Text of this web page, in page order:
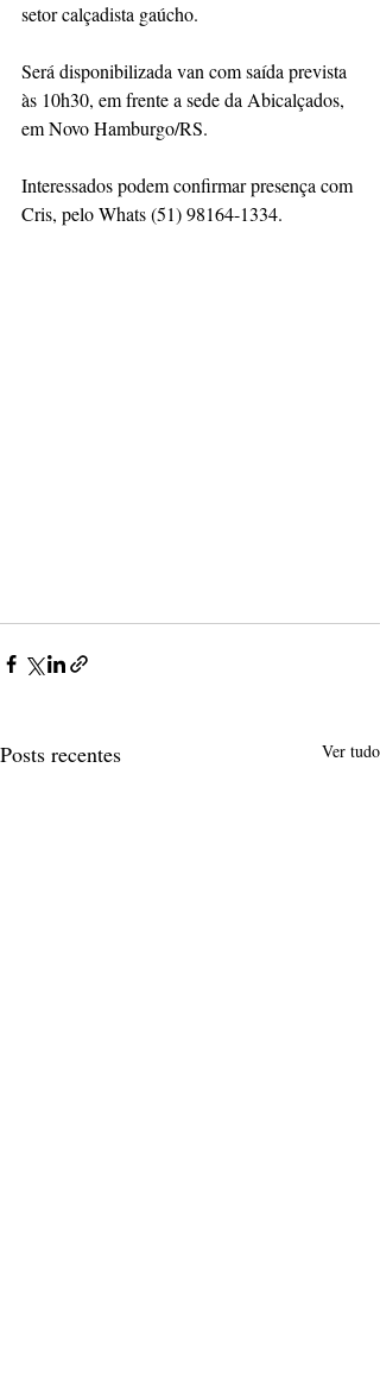
setor calçadista gaúcho.
Será disponibilizada van com saída prevista
às 10h30, em frente a sede da Abicalçados,
em Novo Hamburgo/RS.
Interessados podem confirmar presença com
Cris, pelo Whats (51) 98164-1334.
Posts recentes Ver tudo